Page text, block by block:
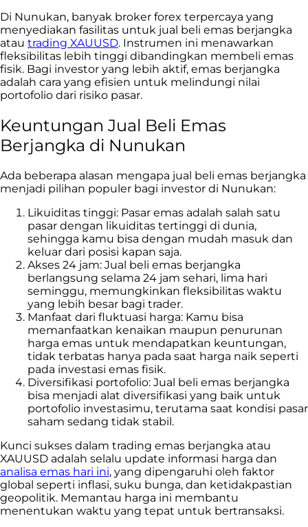
Di Nunukan, banyak broker forex terpercaya yang
menyediakan fasilitas untuk jual beli emas berjangka
atau trading XAUUSD. Instrumen ini menawarkan
fleksibilitas lebih tinggi dibandingkan membeli emas
fisik. Bagi investor yang lebih aktif, emas berjangka
adalah cara yang efisien untuk melindungi nilai
portofolio dari risiko pasar.
Keuntungan Jual Beli Emas
Berjangka di Nunukan
Ada beberapa alasan mengapa jual beli emas berjangka
menjadi pilihan populer bagi investor di Nunukan:
Likuiditas tinggi: Pasar emas adalah salah satu
pasar dengan likuiditas tertinggi di dunia,
sehingga kamu bisa dengan mudah masuk dan
keluar dari posisi kapan saja.
Akses 24 jam: Jual beli emas berjangka
berlangsung selama 24 jam sehari, lima hari
seminggu, memungkinkan fleksibilitas waktu
yang lebih besar bagi trader.
Manfaat dari fluktuasi harga: Kamu bisa
memanfaatkan kenaikan maupun penurunan
harga emas untuk mendapatkan keuntungan,
tidak terbatas hanya pada saat harga naik seperti
pada investasi emas fisik.
Diversifikasi portofolio: Jual beli emas berjangka
bisa menjadi alat diversifikasi yang baik untuk
portofolio investasimu, terutama saat kondisi pasar
saham sedang tidak stabil.
Kunci sukses dalam trading emas berjangka atau
XAUUSD adalah selalu update informasi harga dan
analisa emas hari ini, yang dipengaruhi oleh faktor
global seperti inflasi, suku bunga, dan ketidakpastian
geopolitik. Memantau harga ini membantu
menentukan waktu yang tepat untuk bertransaksi.